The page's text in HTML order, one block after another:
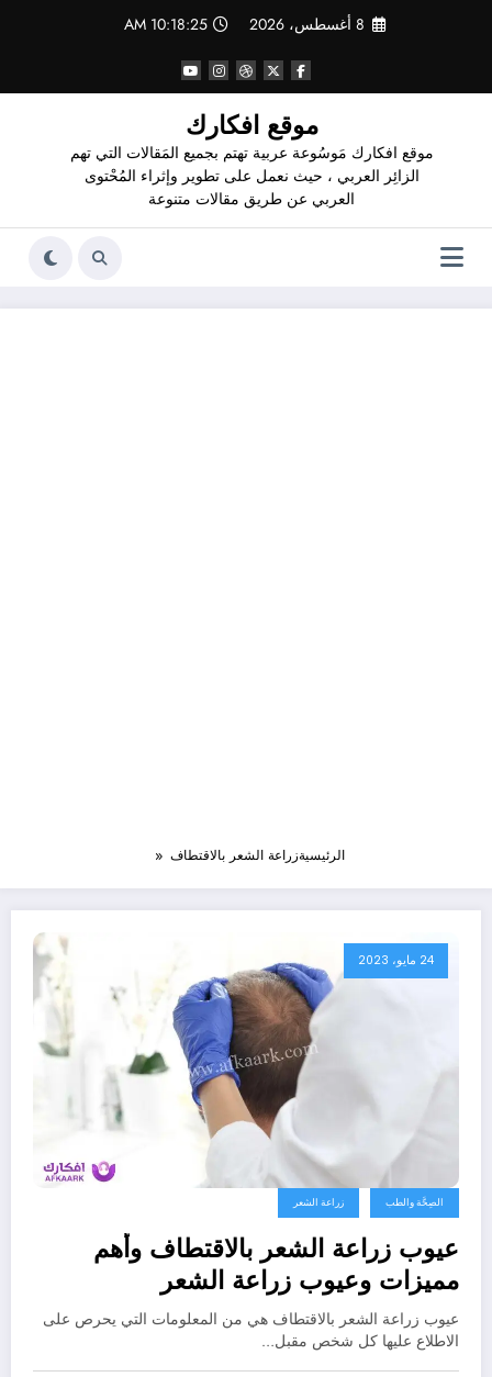
8 أغسطس، 2026 10:18:26 AM
موقع افكارك
موقع افكارك مَوسُوعة عربية تهتم بجميع المَقالات التي تهم
الزائِر العربي ، حيث نعمل على تطوير وإثراء المُحْتوى
العربي عن طريق مقالات متنوعة
الرئيسيةزراعة الشعر بالاقتطاف
24 مايو، 2023
الصِحَّة والطب زراعة الشعر
عيوب زراعة الشعر بالاقتطاف وأهم
مميزات وعيوب زراعة الشعر
عيوب زراعة الشعر بالاقتطاف هي من المعلومات التي يحرص على
الاطلاع عليها كل شخص مقبل…